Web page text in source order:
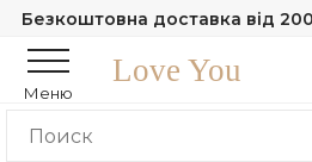
Безкоштовна доставка від
Меню
Love You